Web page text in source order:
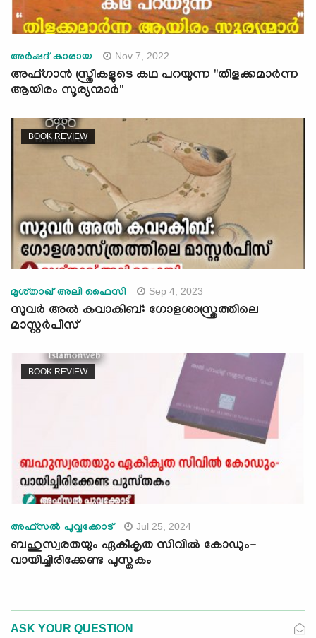
അർഷദ് കാരായ Nov 7, 2022
അഫ്ഗാന്‍ സ്ത്രീകളുടെ കഥ പറയുന്ന "തിളക്കമാര്‍ന്ന
ആയിരം സൂര്യന്മാര്‍"
BOOK REVIEW
മുശ്താഖ് അലി ഫൈസി Sep 4, 2023
സുവർ അൽ കവാകിബ്: ഗോളശാസ്ത്രത്തിലെ
മാസ്റ്റര്‍പീസ്
BOOK REVIEW
അഫ്സല്‍ പുവ്വക്കോട് Jul 25, 2024
ബഹുസ്വരതയും ഏകീകൃത സിവില്‍ കോഡും-
വായിച്ചിരിക്കേണ്ട പുസ്തകം
ASK YOUR QUESTION